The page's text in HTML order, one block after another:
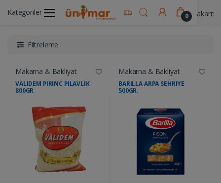
Kategoriler 0
Ünimar Anasayfa Gıda & Yemek Ürünleri Makarna
Filtreleme
Makarna & Bakliyat
VALIDEM PIRINC PILAVLIK
800GR
Makarna & Bakliyat
BARILLA ARPA SEHRIYE
500GR.